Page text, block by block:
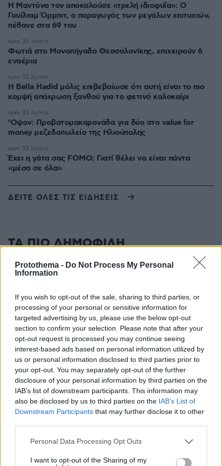
Protothema - Do Not Process My Personal
Information
If you wish to opt-out of the sale, sharing to third parties, or
processing of your personal or sensitive information for
targeted advertising by us, please use the below opt-out
section to confirm your selection. Please note that after your
opt-out request is processed you may continue seeing
interest-based ads based on personal information utilized by
us or personal information disclosed to third parties prior to
your opt-out. You may separately opt-out of the further
disclosure of your personal information by third parties on the
IAB’s list of downstream participants. This information may
also be disclosed by us to third parties on the IAB’s List of
Downstream Participants that may further disclose it to other
Please note that this website/app uses one or more Google
not limited to your visit or usage behaviour. You may click to
Personal Data Processing Opt Outs
I want to opt-out of the Sharing of my
Η Μαντόνα τον αποκαλούσε «τρελή ιδιοφυΐα»: Ο
Γουίλιαμ Όρμπιτ, ο παραγωγός των μεγάλων επιτυχιών,
πέθανε στα 69 του
Φωτιά στο Μονοπήγαδο Θεσσαλονίκης, επιχειρούν 6
εναέρια
πριν 30 λεπτά
Η Bella Hadid μόλις επιβεβαίωσε ότι αυτή είναι το πιο
κομψή απόχρωση ξανθού για το φετινό καλοκαίρι
πριν 33 λεπτά
‘Οψον: Προβατομακαρονάδα για δύο στο value for
money μεζεδοπωλείο της Ηλιούπολης
πριν 33 λεπτά
Έχει η γάτα σας FOMO; Γιατί θέλει να είναι πάντα
«μέσα σε όλα»
πριν 33 λεπτά
ΔΕΙΤΕ ΟΛΕΣ ΤΙΣ ΕΙΔΗΣΕΙΣ
ΤΑ ΠΙΟ ΔΗΜΟΦΙΛΗ